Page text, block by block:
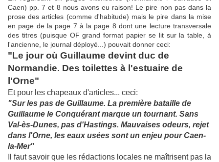
Caen) pp. 7 et 8 nous avons eu raison! Le pire non pas dans la
prose des articles (comme d'habitude) mais le pire dans la mise
en page de la page 7 à la page 8 dont une lecture transversale
des titres (puisque OF grand format papier se lit sur la table, à
l'ancienne, le journal déployé...) pouvait donner ceci:
"Le jour où Guillaume devint duc de
Normandie. Des toilettes à l'estuaire de
l'Orne"
Et pour les chapeaux d'articles... ceci:
"Sur les pas de Guillaume. La première bataille de
Guillaume le Conquérant marque un tournant. Sans
Val-ès-Dunes, pas d'Hastings. Mauvaises odeurs, rejet
dans l'Orne, les eaux usées sont un enjeu pour Caen-
la-Mer"
Il faut savoir que les rédactions locales ne maîtrisent pas la